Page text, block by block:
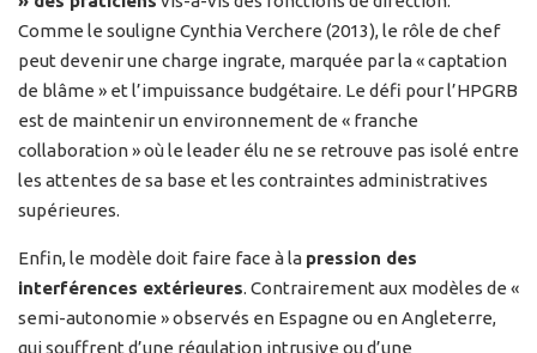
Comme le souligne Cynthia Verchere (2013), le rôle de chef
peut devenir une charge ingrate, marquée par la « captation
de blâme » et l’impuissance budgétaire. Le défi pour l’HPGRB
est de maintenir un environnement de « franche
collaboration » où le leader élu ne se retrouve pas isolé entre
les attentes de sa base et les contraintes administratives
supérieures.
Enfin, le modèle doit faire face à la pression des
interférences extérieures. Contrairement aux modèles de «
semi-autonomie » observés en Espagne ou en Angleterre,
qui souffrent d’une régulation intrusive ou d’une